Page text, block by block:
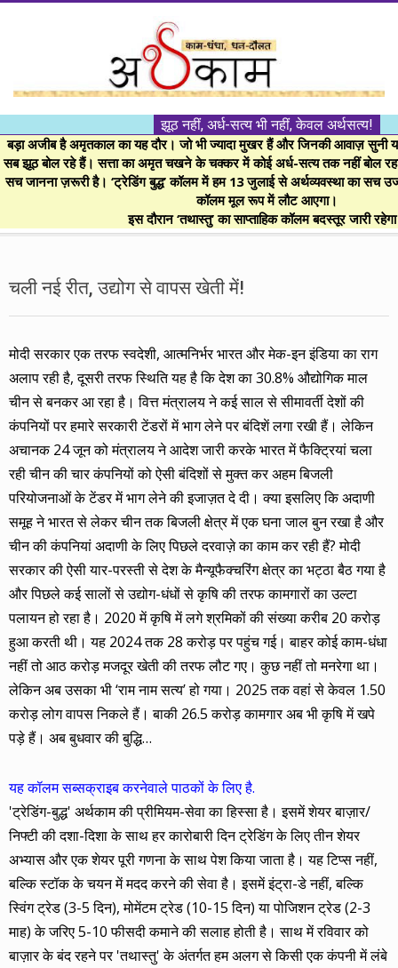
।।
अर्थकाम।।
BE
FINANCIALLY
CLEVER!
झूठ नहीं, अर्ध-सत्य भी नहीं, केवल अर्थसत्य!
बड़ा अजीब है अमृतकाल का यह दौर। जो भी ज्यादा मुखर हैं और जिनकी आवाज़ सुनी
सब झूठ बोल रहे हैं। सत्ता का अमृत चखने के चक्कर में कोई अर्ध-सत्य तक नहीं बोल
सच जानना ज़रूरी है। ‘ट्रेडिंग बुद्ध’ कॉलम में हम 13 जुलाई से अर्थव्यवस्था का सच
कॉलम मूल रूप में लौट आएगा।
इस दौरान ‘तथास्तु’ का साप्ताहिक कॉलम बदस्तूर जारी
Menu
चली नई रीत, उद्योग से वापस खेती में!
मोदी सरकार एक तरफ स्वदेशी, आत्मनिर्भर भारत और मेक-इन इंडिया का राग
अलाप रही है, दूसरी तरफ स्थिति यह है कि देश का 30.8% औद्योगिक माल
चीन से बनकर आ रहा है। वित्त मंत्रालय ने कई साल से सीमावर्ती देशों की
कंपनियों पर हमारे सरकारी टेंडरों में भाग लेने पर बंदिशें लगा रखी हैं। लेकिन
अचानक 24 जून को मंत्रालय ने आदेश जारी करके भारत में फैक्ट्रियां चला
रही चीन की चार कंपनियों को ऐसी बंदिशों से मुक्त कर अहम बिजली
परियोजनाओं के टेंडर में भाग लेने की इजाज़त दे दी। क्या इसलिए कि अदाणी
समूह ने भारत से लेकर चीन तक बिजली क्षेत्र में एक घना जाल बुन रखा है और
चीन की कंपनियां अदाणी के लिए पिछले दरवाज़े का काम कर रही हैं? मोदी
सरकार की ऐसी यार-परस्ती से देश के मैन्यूफैक्चरिंग क्षेत्र का भट्ठा बैठ गया है
और पिछले कई सालों से उद्योग-धंधों से कृषि की तरफ कामगारों का उल्टा
पलायन हो रहा है। 2020 में कृषि में लगे श्रमिकों की संख्या करीब 20 करोड़
हुआ करती थी। यह 2024 तक 28 करोड़ पर पहुंच गई। बाहर कोई काम-धंधा
नहीं तो आठ करोड़ मजदूर खेती की तरफ लौट गए। कुछ नहीं तो मनरेगा था।
लेकिन अब उसका भी ‘राम नाम सत्य’ हो गया। 2025 तक वहां से केवल 1.50
करोड़ लोग वापस निकले हैं। बाकी 26.5 करोड़ कामगार अब भी कृषि में खपे
पड़े हैं। अब बुधवार की बुद्धि…
यह कॉलम सब्सक्राइब करनेवाले पाठकों के लिए है.
'ट्रेडिंग-बुद्ध' अर्थकाम की प्रीमियम-सेवा का हिस्सा है। इसमें शेयर बाज़ार/
निफ्टी की दशा-दिशा के साथ हर कारोबारी दिन ट्रेडिंग के लिए तीन शेयर
अभ्यास और एक शेयर पूरी गणना के साथ पेश किया जाता है। यह टिप्स नहीं,
बल्कि स्टॉक के चयन में मदद करने की सेवा है। इसमें इंट्रा-डे नहीं, बल्कि
स्विंग ट्रेड (3-5 दिन), मोमेंटम ट्रेड (10-15 दिन) या पोजिशन ट्रेड (2-3
माह) के जरिए 5-10 फीसदी कमाने की सलाह होती है। साथ में रविवार को
बाज़ार के बंद रहने पर 'तथास्तु' के अंतर्गत हम अलग से किसी एक कंपनी में लंबे